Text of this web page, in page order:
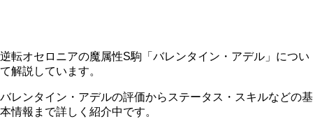
逆転オセロニアの魔属性S駒「バレンタイン・アデル」につい
て解説しています。
バレンタイン・アデルの評価からステータス・スキルなどの基
本情報まで詳しく紹介中です。